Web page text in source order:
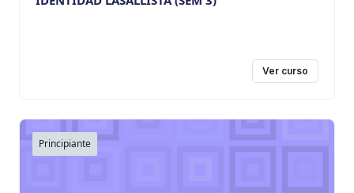
Ver curso
Principiante